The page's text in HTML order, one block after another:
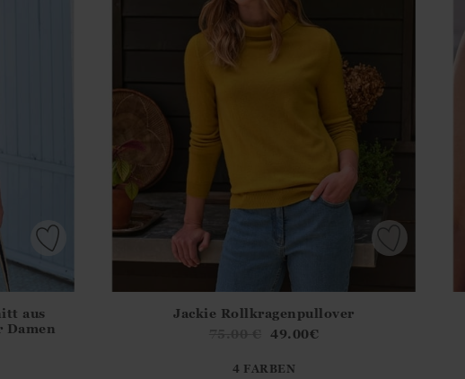
aus
?? ""
Jackie Rollkragenpullover
49.00€
4 FARBEN